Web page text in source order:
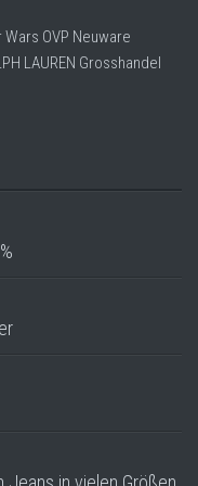
OVP Neuware
LAUREN Grosshandel